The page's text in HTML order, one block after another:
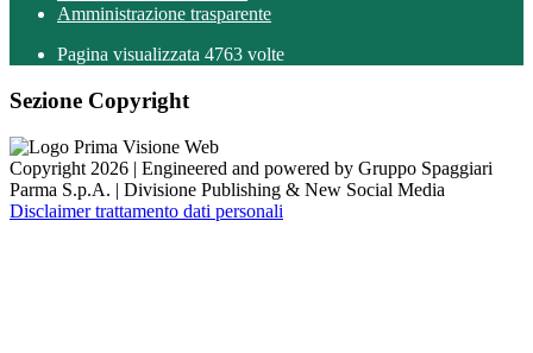
Amministrazione trasparente
Pagina visualizzata 4763 volte
Sezione Copyright
Copyright 2026 | Engineered and powered by Gruppo Spaggiari
Parma S.p.A. | Divisione Publishing & New Social Media
Disclaimer trattamento dati personali